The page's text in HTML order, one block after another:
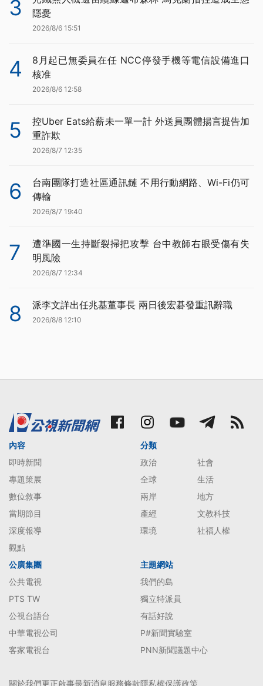
3
隱憂
2026/8/6 15:51
4
8月起已無委員在任 NCC停發手機等電信設備進口
核准
2026/8/6 12:58
5
控Uber Eats給薪未一單一計 外送員團體揚言提告加
重詐欺
2026/8/7 12:35
6
台南團隊打造社區通訊鏈 不用行動網路、Wi-Fi仍可
傳輸
2026/8/7 19:40
7
遭準國一生持斷裂掃把攻擊 台中教師右眼受傷有失
明風險
2026/8/7 12:34
8 派李文詳出任兆基董事長 兩日後宏碁發重訊辭職
2026/8/8 12:10
內容
即時新聞
專題策展
數位敘事
當期節目
深度報導
觀點
分類
政治
社會
全球
生活
兩岸
地方
產經
文教科技
環境
社福人權
公廣集團
公共電視
PTS TW
公視台語台
中華電視公司
客家電視台
主題網站
我們的島
獨立特派員
有話好說
P#新聞實驗室
PNN新聞議題中心
關於我們更正啟事最新消息服務條款隱私權保護政策